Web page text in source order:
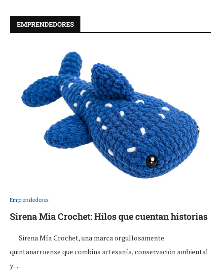
EMPRENDEDORES
Emprendedores
Sirena Mia Crochet: Hilos que cuentan historias
Sirena Mía Crochet, una marca orgullosamente
quintanarroense que combina artesanía, conservación ambiental
y …